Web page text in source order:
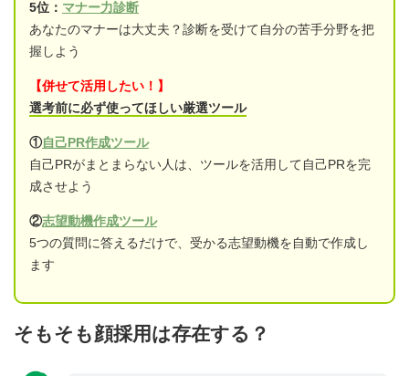
5位： マナー力診断
あなたのマナーは大丈夫？診断を受けて自分の苦手分野を把
握しよう
【併せて活用したい！】
選考前に必ず使ってほしい厳選ツール
①自己PR作成ツール
自己PRがまとまらない人は、ツールを活用して自己PRを完
成させよう
②志望動機作成ツール
5つの質問に答えるだけで、受かる志望動機を自動で作成し
ます
そもそも顔採用は存在する？